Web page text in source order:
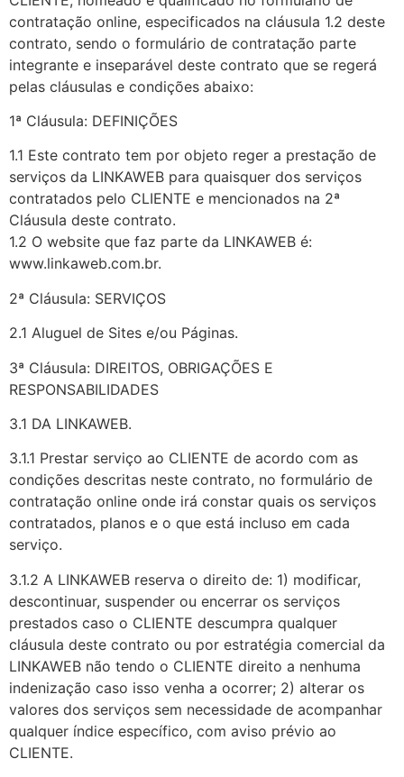
contratação online, especificados na cláusula 1.2 deste
contrato, sendo o formulário de contratação parte
integrante e inseparável deste contrato que se regerá
pelas cláusulas e condições abaixo:
1ª Cláusula: DEFINIÇÕES
1.1 Este contrato tem por objeto reger a prestação de
serviços da LINKAWEB para quaisquer dos serviços
contratados pelo CLIENTE e mencionados na 2ª
Cláusula deste contrato.
1.2 O website que faz parte da LINKAWEB é:
www.linkaweb.com.br.
2ª Cláusula: SERVIÇOS
2.1 Aluguel de Sites e/ou Páginas.
3ª Cláusula: DIREITOS, OBRIGAÇÕES E
RESPONSABILIDADES
3.1 DA LINKAWEB.
3.1.1 Prestar serviço ao CLIENTE de acordo com as
condições descritas neste contrato, no formulário de
contratação online onde irá constar quais os serviços
contratados, planos e o que está incluso em cada
serviço.
3.1.2 A LINKAWEB reserva o direito de: 1) modificar,
descontinuar, suspender ou encerrar os serviços
prestados caso o CLIENTE descumpra qualquer
cláusula deste contrato ou por estratégia comercial da
LINKAWEB não tendo o CLIENTE direito a nenhuma
indenização caso isso venha a ocorrer; 2) alterar os
valores dos serviços sem necessidade de acompanhar
qualquer índice específico, com aviso prévio ao
CLIENTE.